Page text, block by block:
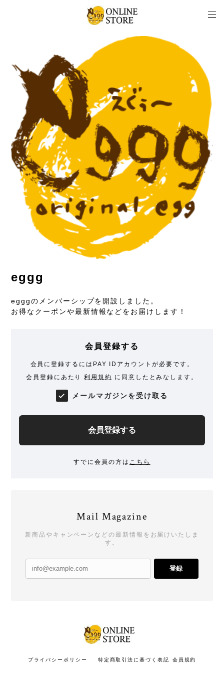
eggg
egggのメンバーシップを開設しました。
お得なクーポンや最新情報などをお届けします！
会員登録する
会員に登録するにはPAY IDアカウントが必要です。
会員登録にあたり利用規約 に同意したとみなします。
メールマガジンを受け取る
会員登録する
すでに会員の方は こちら
Mail Magazine
新商品やキャンペーンなどの最新情報をお届けいたしま
す。
登録
プライバシーポリシー 特定商取引法に基づく表記 会員規約